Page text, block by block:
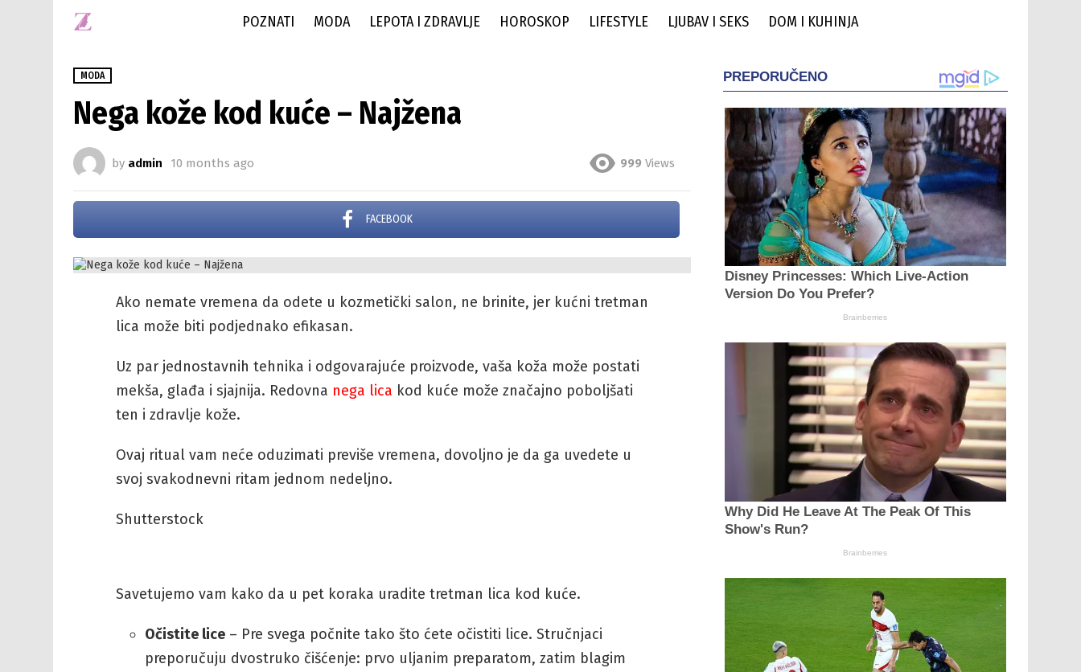
POZNATI MODA LEPOTA I ZDRAVLJE HOROSKOP LIFESTYLE LJUBAV I SEKS DOM I KUHINJA
MODA
Nega kože kod kuće – Najžena
by admin 10 months ago 999 Views
FACEBOOK
Ako nemate vremena da odete u kozmetički salon, ne brinite, jer kućni tretman
lica može biti podjednako efikasan.
Uz par jednostavnih tehnika i odgovarajuće proizvode, vaša koža može postati
mekša, glađa i sjajnija. Redovna nega lica kod kuće može značajno poboljšati
ten i zdravlje kože.
Ovaj ritual vam neće oduzimati previše vremena, dovoljno je da ga uvedete u
svoj svakodnevni ritam jednom nedeljno.
Shutterstock
Savetujemo vam kako da u pet koraka uradite tretman lica kod kuće.
Očistite lice – Pre svega počnite tako što ćete očistiti lice. Stručnjaci
preporučuju dvostruko čišćenje: prvo uljanim preparatom, zatim blagim